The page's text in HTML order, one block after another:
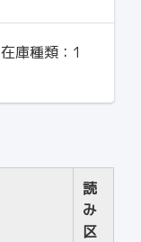
在庫種類： 1
読
み
区